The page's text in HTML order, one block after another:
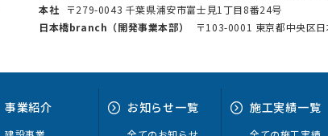
本社
〒279-0043 千葉県浦安市富士見1丁目8番24号
日本橋branch（開発事業本部）
〒103-0001 東京都中央区
事業紹介 お知らせ一覧 施工実績一覧